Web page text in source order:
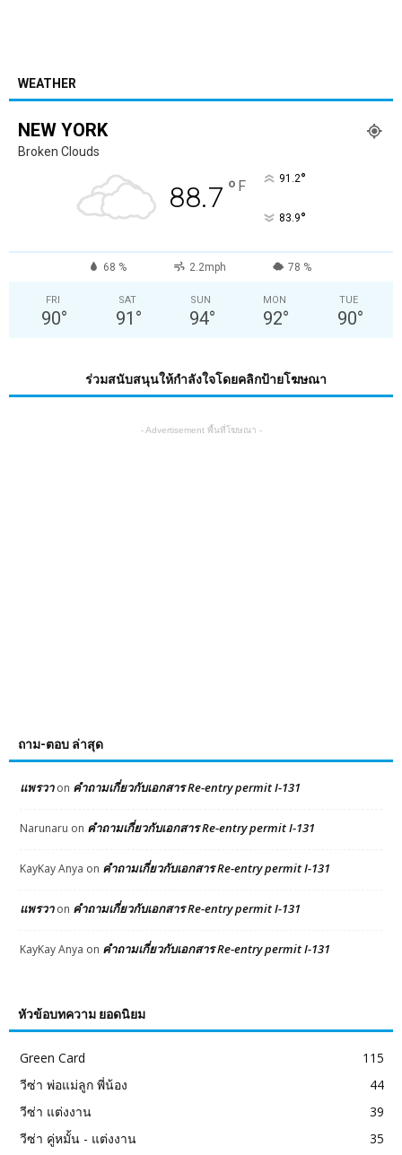
WEATHER
NEW YORK
Broken Clouds
88.7 ° F 91.2°
83.9°
68 % 2.2mph 78 %
FRI
90°
SAT
91 °
SUN
94°
MON
92°
TUE
90°
ร่วมสนับสนุนให้กำลังใจโดยคลิกป้ายโฆษณา
- Advertisement พื้นที่โฆษณา -
ถาม-ตอบ ล่าสุด
แพรวาon คำถามเกี่ยวกับเอกสาร Re-entry permit I-131
Narunaru on คำถามเกี่ยวกับเอกสาร Re-entry permit I-131
KayKay Anya on คำถามเกี่ยวกับเอกสาร Re-entry permit I-131
แพรวาon คำถามเกี่ยวกับเอกสาร Re-entry permit I-131
KayKay Anya on คำถามเกี่ยวกับเอกสาร Re-entry permit I-131
หัวข้อบทความ ยอดนิยม
Green Card
115
วีซ่า พ่อแม่ลูก พี่น้อง
44
วีซ่า แต่งงาน
39
วีซ่า คู่หมั้น - แต่งงาน
35